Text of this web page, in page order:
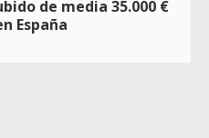
de media 35.000 €
España